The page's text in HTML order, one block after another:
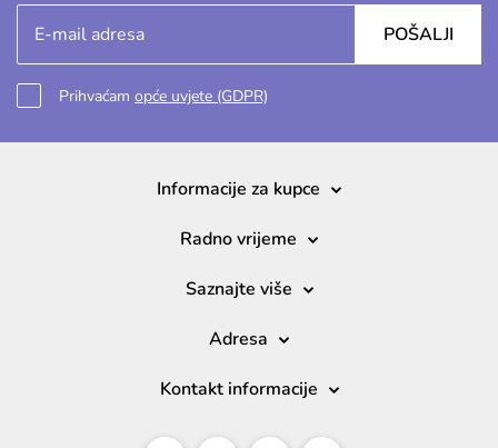
POŠALJI
Prihvaćam opće uvjete (GDPR)
Informacije za kupce
Radno vrijeme
Saznajte više
Adresa
Kontakt informacije